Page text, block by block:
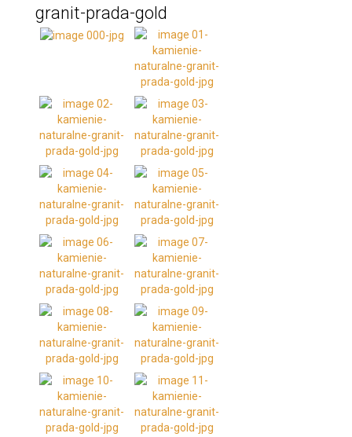
granit-prada-gold